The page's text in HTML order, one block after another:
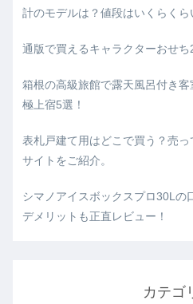
計のモデルは？値段はいくらくら
通版で買えるキャラクターおせち
箱根の高級旅館で露天風呂付き
極上宿5選！
表札戸建て用はどこで買う？売
サイトをご紹介。
シマノアイスボックスプロ30Lの
デメリットも正直レビュー！
カテゴ